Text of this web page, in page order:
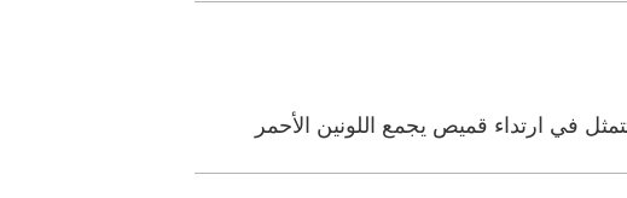
في ارتداء قميص يجمع اللونين الأحمر